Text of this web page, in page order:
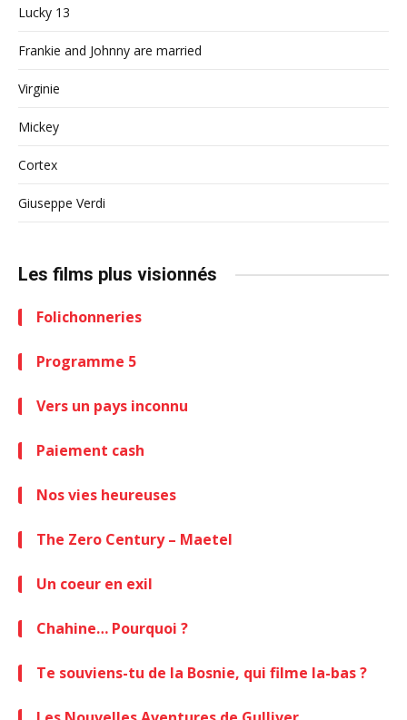
Lucky 13
Frankie and Johnny are married
Virginie
Mickey
Cortex
Giuseppe Verdi
Les films plus visionnés
Folichonneries
Programme 5
Vers un pays inconnu
Paiement cash
Nos vies heureuses
The Zero Century – Maetel
Un coeur en exil
Chahine… Pourquoi ?
Te souviens-tu de la Bosnie, qui filme la-bas ?